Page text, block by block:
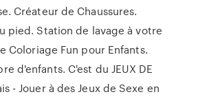
Créateur de Chaussures.
pied. Station de lavage à votre
Coloriage Fun pour Enfants.
d'enfants. C'est du JEUX DE
- Jouer à des Jeux de Sexe en